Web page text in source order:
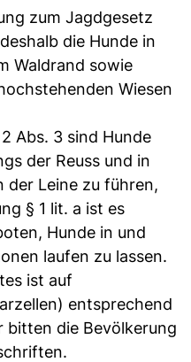
zum Jagdgesetz
die Hunde in
Waldrand sowie
Wiesen
Abs. 3 sind Hunde
der Reuss und in
der Leine zu führen,
§ 1 lit. a ist es
Hunde in und
laufen zu lassen.
ist auf
entsprechend
bitten die Bevölkerung